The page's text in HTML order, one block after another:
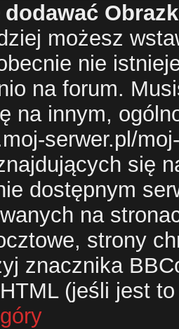
dodawać
możesz
nie
na forum.
na innym,
serwer.pl/
się
dostępnym
na
strony
znacznika
(jeśli jest